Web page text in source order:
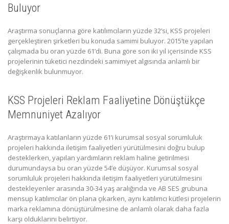
Buluyor
Araştırma sonuçlarına göre katılımcıların yüzde 32’si, KSS projeleri
gerçekleştiren şirketleri bu konuda samimi buluyor. 2015’te yapılan
çalışmada bu oran yüzde 61’di. Buna göre son iki yıl içerisinde KSS
projelerinin tüketici nezdindeki samimiyet algısında anlamlı bir
değişkenlik bulunmuyor.
KSS Projeleri Reklam Faaliyetine Dönüştükçe
Memnuniyet Azalıyor
Araştırmaya katılanların yüzde 61’i kurumsal sosyal sorumluluk
projeleri hakkında iletişim faaliyetleri yürütülmesini doğru bulup
desteklerken, yapılan yardımların reklam haline getirilmesi
durumundaysa bu oran yüzde 54’e düşüyor. Kurumsal sosyal
sorumluluk projeleri hakkında iletişim faaliyetleri yürütülmesini
destekleyenler arasında 30-34 yaş aralığında ve AB SES grubuna
mensup katılımcılar ön plana çıkarken, aynı katılımcı kütlesi projelerin
marka reklamına dönüştürülmesine de anlamlı olarak daha fazla
karşı olduklarını belirtiyor.